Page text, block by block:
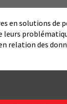
en solutions de
leurs
relation des